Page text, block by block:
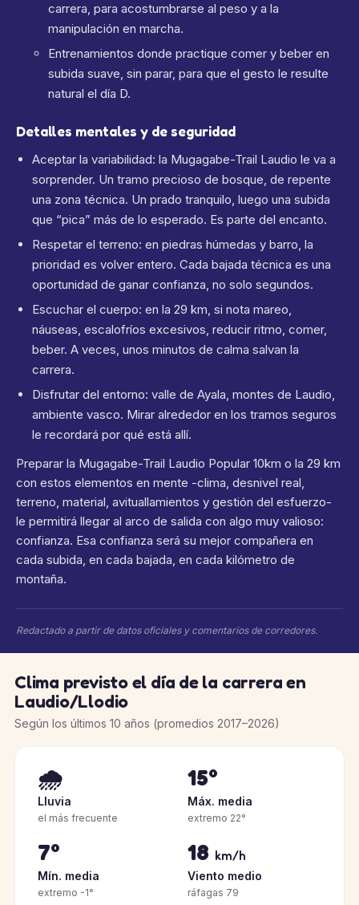
carrera, para acostumbrarse al peso y a la
manipulación en marcha.
Entrenamientos donde practique comer y beber en
subida suave, sin parar, para que el gesto le resulte
natural el día D.
Detalles mentales y de seguridad
Aceptar la variabilidad: la Mugagabe-Trail Laudio le va a
sorprender. Un tramo precioso de bosque, de repente
una zona técnica. Un prado tranquilo, luego una subida
que “pica” más de lo esperado. Es parte del encanto.
Respetar el terreno: en piedras húmedas y barro, la
prioridad es volver entero. Cada bajada técnica es una
oportunidad de ganar confianza, no solo segundos.
Escuchar el cuerpo: en la 29 km, si nota mareo,
náuseas, escalofríos excesivos, reducir ritmo, comer,
beber. A veces, unos minutos de calma salvan la
carrera.
Disfrutar del entorno: valle de Ayala, montes de Laudio,
ambiente vasco. Mirar alrededor en los tramos seguros
le recordará por qué está allí.
Preparar la Mugagabe-Trail Laudio Popular 10km o la 29 km
con estos elementos en mente -clima, desnivel real,
terreno, material, avituallamientos y gestión del esfuerzo-
le permitirá llegar al arco de salida con algo muy valioso:
confianza. Esa confianza será su mejor compañera en
cada subida, en cada bajada, en cada kilómetro de
montaña.
Redactado a partir de datos oficiales y comentarios de corredores.
Clima previsto el día de la carrera en
Laudio/Llodio
Según los últimos 10 años (promedios 2017–2026)
🌧️
Lluvia
el más frecuente
15°
Máx. media
extremo 22°
7°
Mín. media
extremo -1°
18 km/h
Viento medio
ráfagas 79